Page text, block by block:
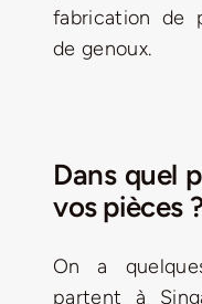
fabrication de
de genoux.
Dans quel
vos pièces
On a
partent à